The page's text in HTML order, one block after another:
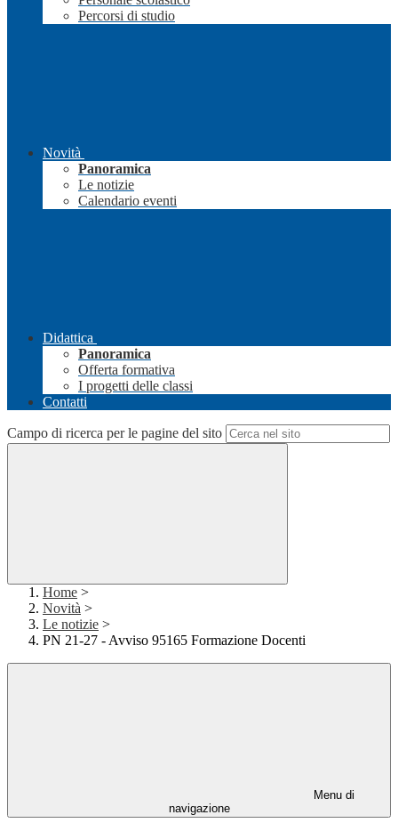
Percorsi di studio
Novità
Panoramica
Le notizie
Calendario eventi
Didattica
Panoramica
Offerta formativa
I progetti delle classi
Contatti
Campo di ricerca per le pagine del sito
Home >
Novità >
Le notizie >
PN 21-27 - Avviso 95165 Formazione Docenti
Menu di
navigazione